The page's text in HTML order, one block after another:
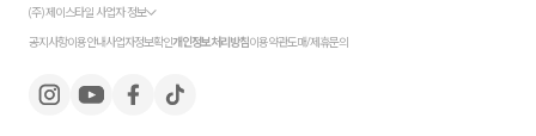
(주) 제이스타일 사업자 정보
공지사항이용안내사업자정보확인개인정보처리방침이용약관도매/제휴문의